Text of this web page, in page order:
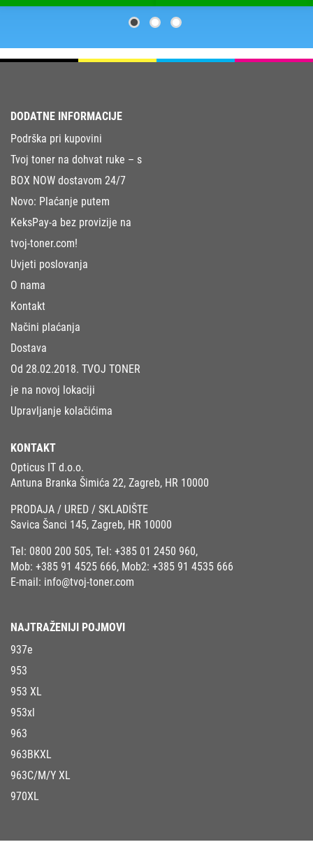
DODATNE INFORMACIJE
Podrška pri kupovini
Tvoj toner na dohvat ruke – s
BOX NOW dostavom 24/7
Novo: Plaćanje putem
KeksPay-a bez provizije na
tvoj-toner.com!
Uvjeti poslovanja
O nama
Kontakt
Načini plaćanja
Dostava
Od 28.02.2018. TVOJ TONER
je na novoj lokaciji
Upravljanje kolačićima
KONTAKT
Opticus IT d.o.o.
Antuna Branka Šimića 22, Zagreb, HR 10000
PRODAJA / URED / SKLADIŠTE
Savica Šanci 145, Zagreb, HR 10000
Tel: 0800 200 505, Tel: +385 01 2450 960,
Mob: +385 91 4525 666, Mob2: +385 91 4535 666
E-mail: info@tvoj-toner.com
NAJTRAŽENIJI POJMOVI
937e
953
953 XL
953xl
963
963BKXL
963C/M/Y XL
970XL